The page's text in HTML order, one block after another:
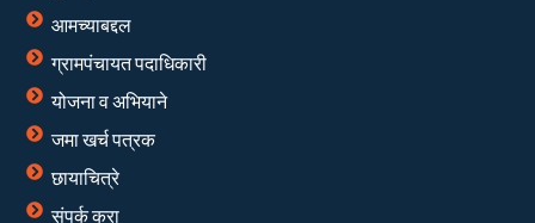
आमच्याबद्दल
ग्रामपंचायत पदाधिकारी
योजना व अभियाने
जमा खर्च पत्रक
छायाचित्रे
संपर्क करा